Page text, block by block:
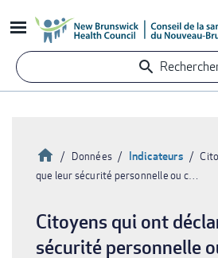
au
contenu
principal
Fil
d'Ariane
Accueil
Données Indicateurs
que leur sécurité personnelle ou c…
Citoyens qui ont
sécurité personnelle